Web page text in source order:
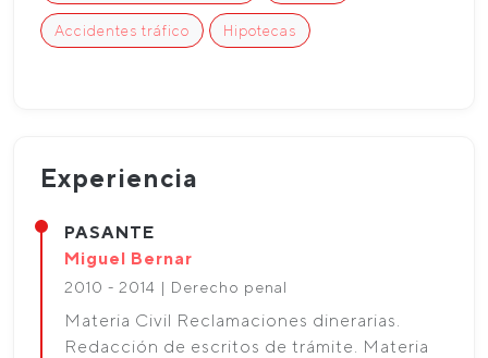
Accidentes tráfico Hipotecas
Experiencia
PASANTE
Miguel Bernar
2010 - 2014 | Derecho penal
Materia Civil Reclamaciones dinerarias.
Redacción de escritos de trámite. Materia